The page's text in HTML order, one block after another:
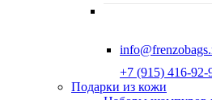
‭+7 (915) 416-92-
Подарки из кожи